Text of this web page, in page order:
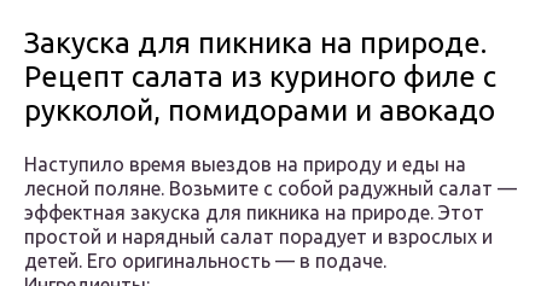
Закуска для пикника на природе.
Рецепт салата из куриного филе с
рукколой, помидорами и авокадо
Наступило время выездов на природу и еды на
лесной поляне. Возьмите с собой радужный салат —
эффектная закуска для пикника на природе. Этот
простой и нарядный салат порадует и взрослых и
детей. Его оригинальность — в подаче.